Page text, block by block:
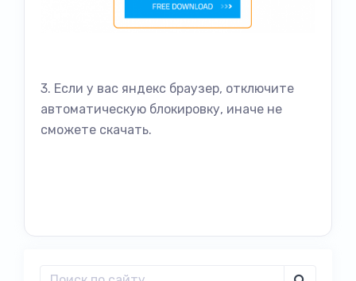
3. Если у вас яндекс браузер, отключите
автоматическую блокировку, иначе не
сможете скачать.